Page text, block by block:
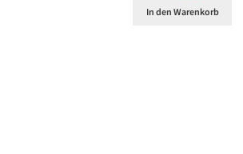
In den Warenkorb